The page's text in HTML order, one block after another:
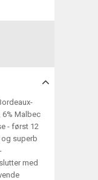
6% Malbec
- først 12
superb
med